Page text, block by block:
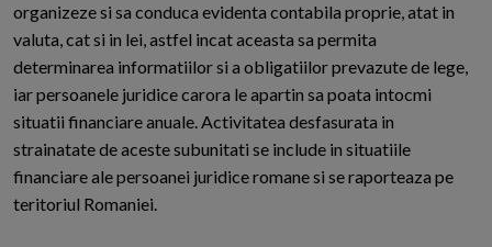
organizeze si sa conduca evidenta contabila proprie, atat in
valuta, cat si in lei, astfel incat aceasta sa permita
determinarea informatiilor si a obligatiilor prevazute de lege,
iar persoanele juridice carora le apartin sa poata intocmi
situatii financiare anuale. Activitatea desfasurata in
strainatate de aceste subunitati se include in situatiile
financiare ale persoanei juridice romane si se raporteaza pe
teritoriul Romaniei.